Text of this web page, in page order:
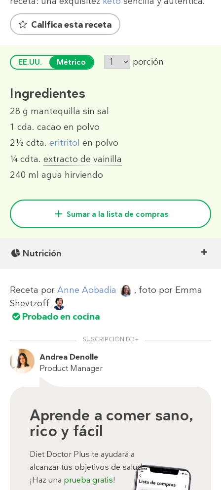
Califica esta receta
EE.UU. Métrico porción
Ingredientes
28 g mantequilla sin sal
1 cda. cacao en polvo
2½ cdta. eritritol en polvo
¼ cdta. extracto de vainilla
240 ml agua hirviendo
Sumar a la lista de compras
Nutrición
Receta por Anne Aobadia , foto por Emma
Shevtzoff
Probado en cocina
SUSCRIPCIÓN DD+
Andrea Denolle
Product Manager
Aprende a comer sano,
rico y fácil
Diet Doctor Plus te ayudará a
alcanzar tus objetivos de salud.
¡Haz una prueba gratis!